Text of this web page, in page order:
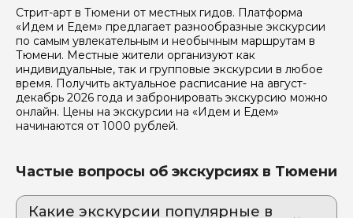
Стрит-арт в Тюмени от местных гидов. Платформа
«Идем и Едем» предлагает разнообразные экскурсии
по самым увлекательным и необычным маршрутам в
Тюмени. Местные жители организуют как
индивидуальные, так и групповые экскурсии в любое
время. Получить актуальное расписание на август-
декабрь 2026 года и забронировать экскурсию можно
онлайн. Цены на экскурсии на «Идем и Едем»
начинаются от 1000 рублей.
Частые вопросы об экскурсиях в Тюмени
Какие экскурсии популярные в
Я даю своё согласие на обработку персональных
данных
Отправить